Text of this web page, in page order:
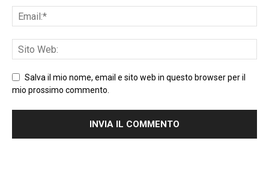
Salva il mio nome, email e sito web in questo browser per il
mio prossimo commento.